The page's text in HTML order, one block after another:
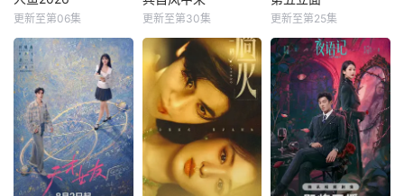
更新至第06集 更新至第30集 更新至第25集